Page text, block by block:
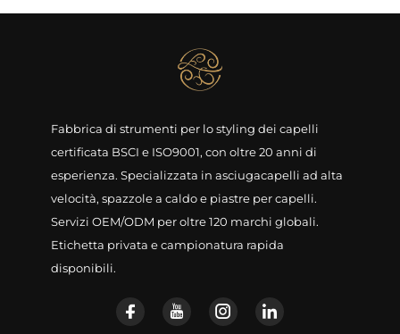
Fabbrica di strumenti per lo styling dei capelli
certificata BSCI e ISO9001, con oltre 20 anni di
esperienza. Specializzata in asciugacapelli ad alta
velocità, spazzole a caldo e piastre per capelli.
Servizi OEM/ODM per oltre 120 marchi globali.
Etichetta privata e campionatura rapida
disponibili.